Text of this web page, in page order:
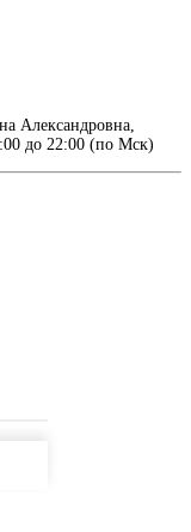
Александровна,
до 22:00 (по Мск)